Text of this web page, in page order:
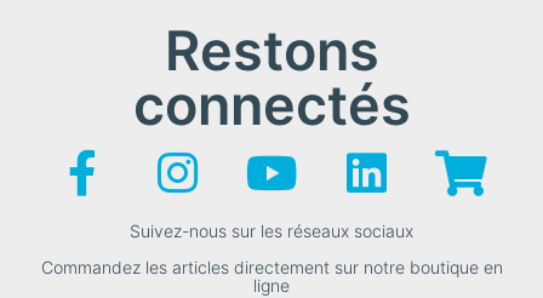
Restons
connectés
Suivez-nous sur les réseaux sociaux
Commandez les articles directement sur notre boutique en
ligne